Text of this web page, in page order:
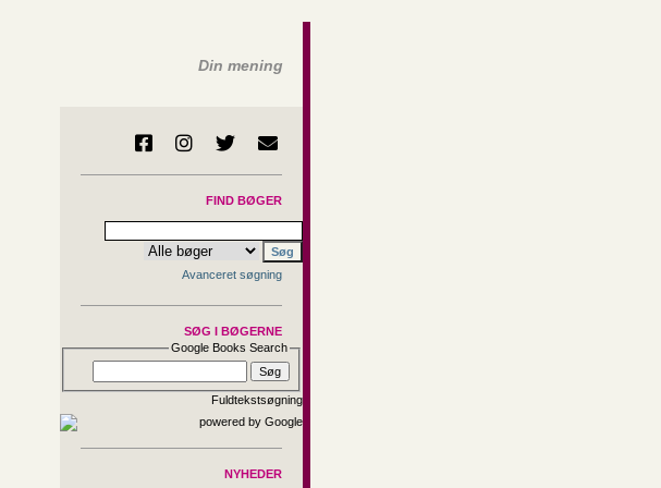
Din mening
FIND BØGER
Avanceret søgning
SØG I BØGERNE
Google Books Search
Fuldtekstsøgning
NYHEDER